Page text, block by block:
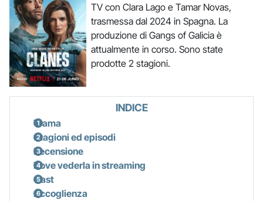
TV con Clara Lago e Tamar Novas,
trasmessa dal 2024 in Spagna. La
produzione di Gangs of Galicia è
attualmente in corso. Sono state
prodotte 2 stagioni.
INDICE
Trama
Stagioni ed episodi
Recensione
Dove vederla in streaming
Cast
Accoglienza